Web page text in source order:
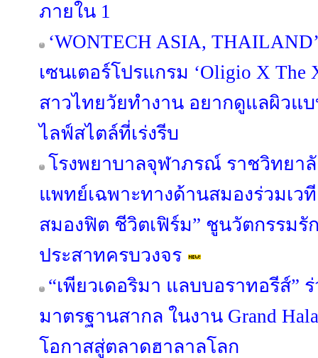
ภายใน 1
‘WONTECH ASIA,
เซนเตอร์โปรแกรม ‘Oligio X The
สาวไทยวัยทำงาน อยากดูแลผิวแ
ไลฟ์สไตล์ที่เร่งรีบ
โรงพยาบาลจุฬาภรณ์ ราชวิทย
แพทย์เฉพาะทางด้านสมองร่วมเวที
สมองฟิต ชีวิตเฟิร์ม” ชูนวัตกรรมรั
ประสาทครบวงจร
“เพียวเดอริมา แลบบอราทอรีส์”
มาตรฐานสากล ในงาน Grand
โอกาสสู่ตลาดฮาลาลโลก